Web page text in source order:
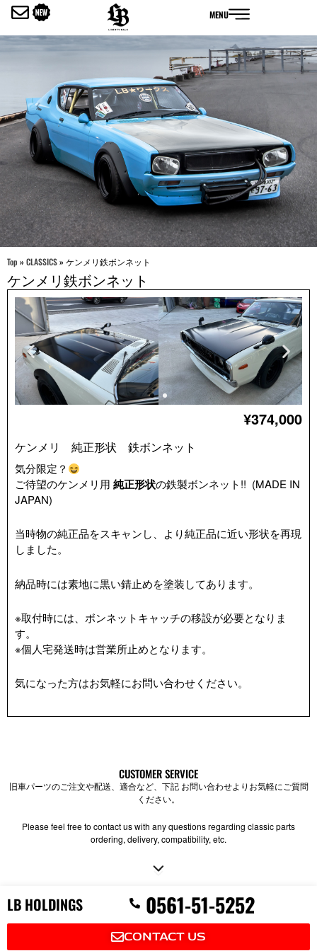
を
ス
MENU
Top »CLASSICS»ケンメリ鉄ボンネット
ケンメリ鉄ボンネット
¥374,000
ケンメリ 純正形状 鉄ボンネット
気分限定？
ご待望のケンメリ用 純正形状の鉄製ボンネット!! (MADE IN
JAPAN)
当時物の純正品をスキャンし、より純正品に近い形状を再現
しました。
納品時には素地に黒い錆止めを塗装してあります。
※取付時には、ボンネットキャッチの移設が必要となりま
す。
※個人宅発送時は営業所止めとなります。
気になった方はお気軽にお問い合わせください。
CUSTOMER SERVICE
旧車パーツのご注文や配送、適合など、下記 お問い合わせよりお気軽にご質問
ください。
Please feel free to contact us with any questions regarding classic parts
ordering, delivery, compatibility, etc.
LB HOLDINGS h
n
e
0561-51-5252
CONTACT US